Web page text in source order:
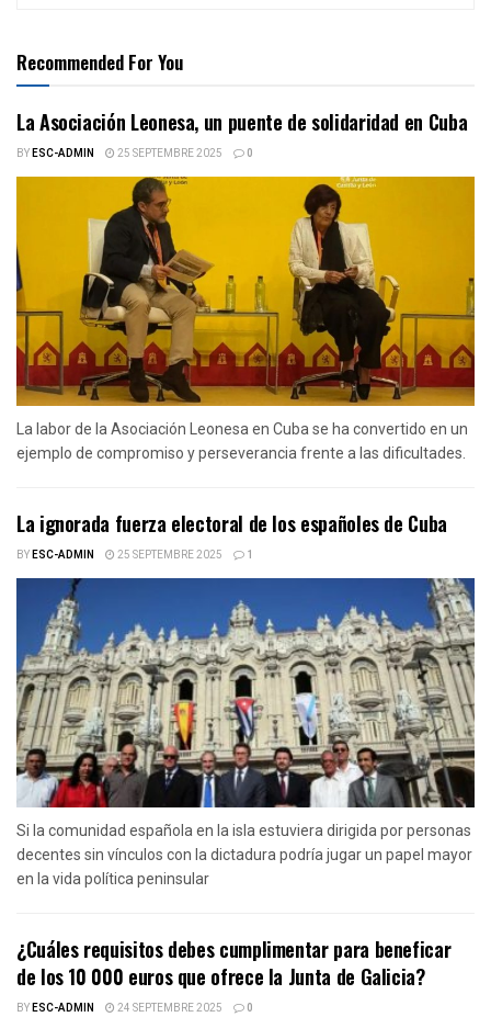
Recommended For You
La Asociación Leonesa, un puente de solidaridad en Cuba
BYESC-ADMIN 25 SEPTEMBRE 2025 0
La labor de la Asociación Leonesa en Cuba se ha convertido en un
ejemplo de compromiso y perseverancia frente a las dificultades.
La ignorada fuerza electoral de los españoles de Cuba
BYESC-ADMIN 25 SEPTEMBRE 2025 1
Si la comunidad española en la isla estuviera dirigida por personas
decentes sin vínculos con la dictadura podría jugar un papel mayor
en la vida política peninsular
¿Cuáles requisitos debes cumplimentar para beneficar
de los 10 000 euros que ofrece la Junta de Galicia?
BYESC-ADMIN 24 SEPTEMBRE 2025 0